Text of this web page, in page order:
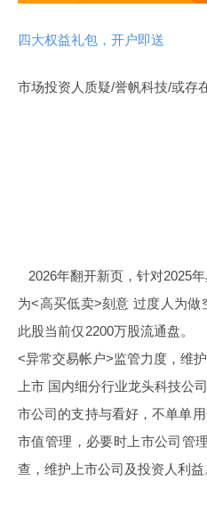
四大权益礼包，开户即送
市场投资人质疑/誉帆科技/或
2026年翻开新页，针对2025
为<高买低卖>刻意 过度人为
此股当前仅2200万股流通盘
<异常交易帐户>监管力度，
上市 国内细分行业龙头科技公
市公司的支持与看好，不单单
市值管理，必要时上市公司管
查，维护上市公司及投资人利益